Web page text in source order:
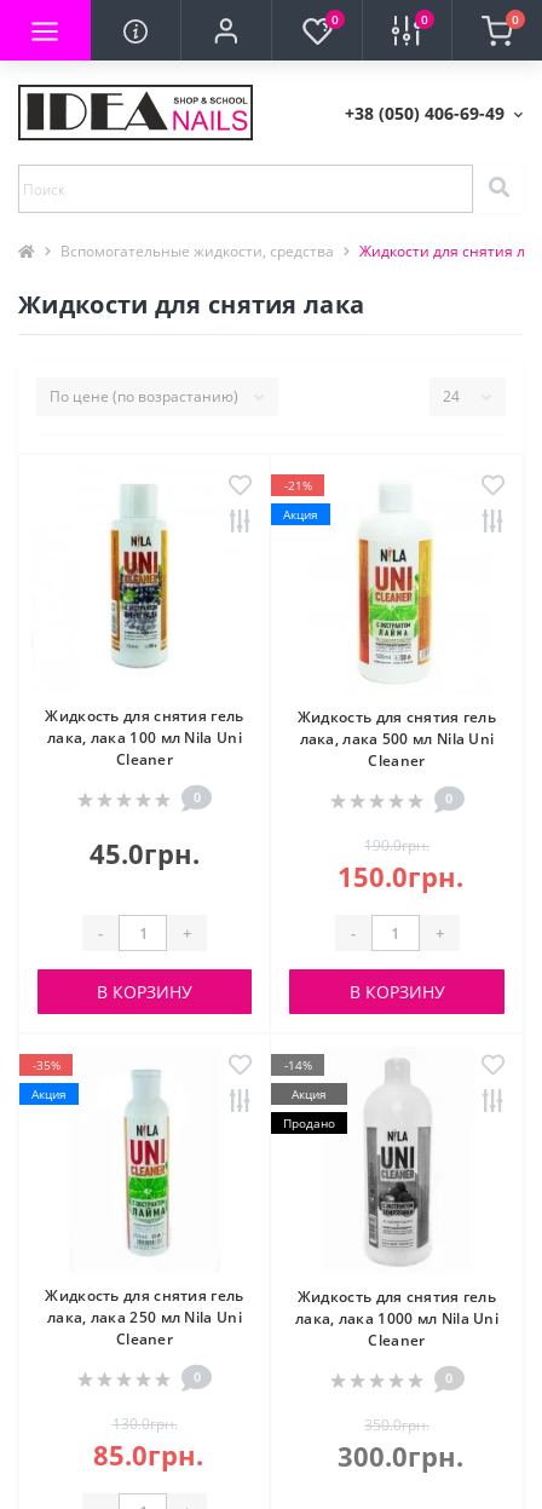
0 0 0
+38 (050) 406-69-49
Вспомогательные жидкости, средства Жидкости для снятия
Жидкости для снятия лака
Жидкость для снятия гель
лака, лака 100 мл Nila Uni
Cleaner
0
45.0грн.
- +
В КОРЗИНУ
-21%
Акция
Жидкость для снятия гель
лака, лака 500 мл Nila Uni
Cleaner
0
190.0грн.
150.0грн.
- +
В КОРЗИНУ
-35%
Акция
Жидкость для снятия гель
лака, лака 250 мл Nila Uni
Cleaner
0
130.0грн.
85.0грн.
-14%
Акция
Продано
Жидкость для снятия гель
лака, лака 1000 мл Nila Uni
Cleaner
0
350.0грн.
300.0грн.